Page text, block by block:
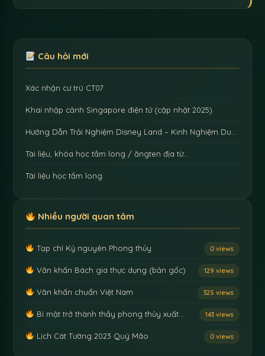
Câu hỏi mới
Xác nhận cư trú CT07
Khai nhập cảnh Singapore điện tử (cập nhật 2025)
Hướng Dẫn Trải Nghiệm Disney Land – Kinh Nghiệm Du…
Tài liệu, khóa học tầm long / ăngten địa từ…
Tài liệu học tầm long
Nhiều người quan tâm
Tạp chí Kỷ nguyên Phong thủy 0 views
Văn khấn Bách gia thực dụng (bản gốc) 129 views
Văn khấn chuẩn Việt Nam 325 views
Bí mật trở thành thầy phong thủy xuất… 143 views
Lịch Cát Tường 2023 Quý Mão 0 views